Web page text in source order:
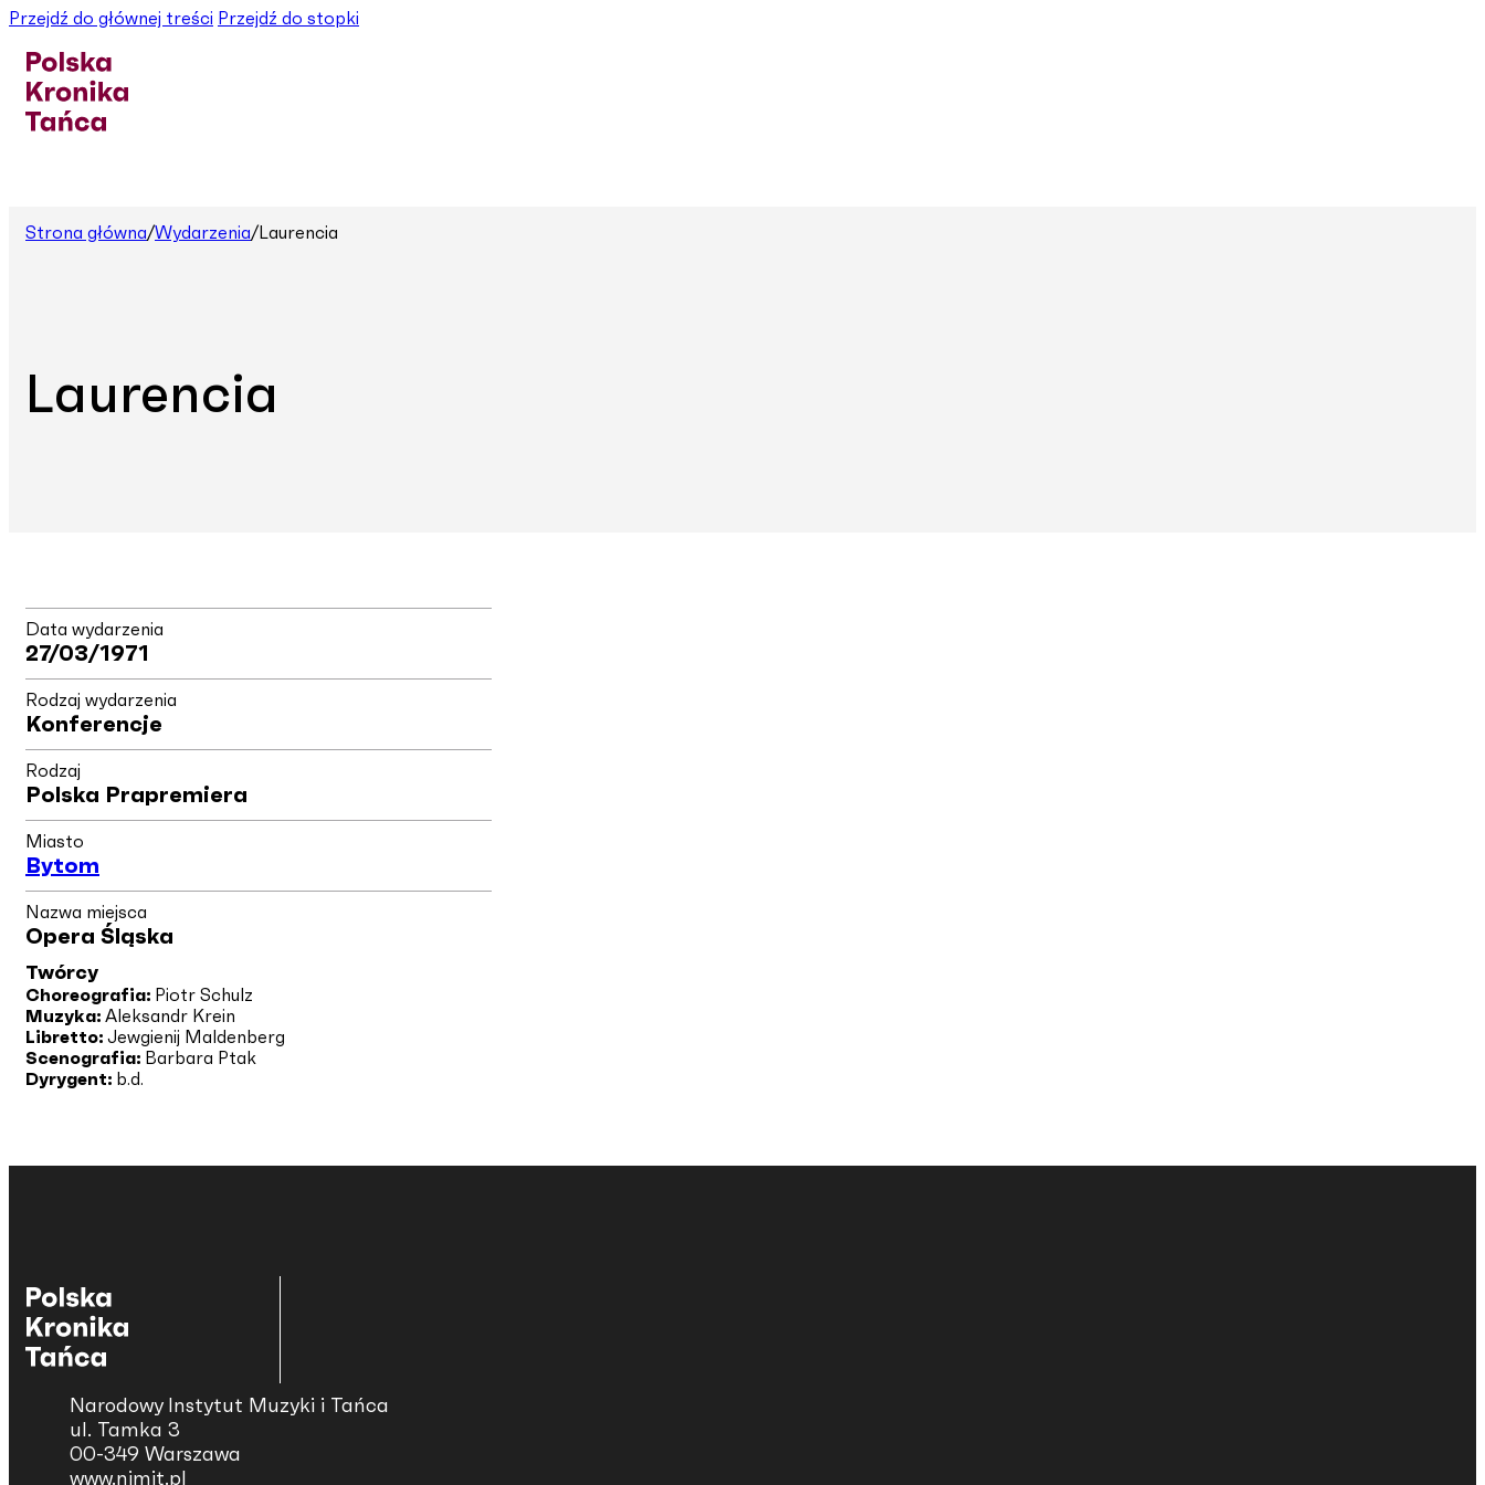
Przejdź do głównej treści Przejdź do stopki
Strona główna/Wydarzenia/Laurencia
Laurencia
Data wydarzenia
27/03/1971
Rodzaj wydarzenia
Konferencje
Rodzaj
Polska Prapremiera
Miasto
Bytom
Nazwa miejsca
Opera Śląska
Twórcy
Choreografia: Piotr Schulz
Muzyka: Aleksandr Krein
Libretto: Jewgienij Maldenberg
Scenografia: Barbara Ptak
Dyrygent: b.d.
Narodowy Instytut Muzyki i Tańca
ul. Tamka 3
00-349 Warszawa
www.nimit.pl